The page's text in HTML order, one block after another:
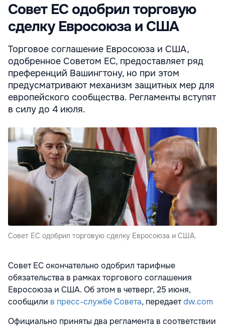
Совет ЕС одобрил торговую
сделку Евросоюза и США
Торговое соглашение Евросоюза и США,
одобренное Советом ЕС, предоставляет ряд
преференций Вашингтону, но при этом
предусматривают механизм защитных мер для
европейского сообщества. Регламенты вступят
в силу до 4 июля.
Совет ЕС одобрил торговую сделку Евросоюза и США.
Совет ЕС окончательно одобрил тарифные
обязательства в рамках торгового соглашения
Евросоюза и США. Об этом в четверг, 25 июня,
сообщили в пресс-службе Совета, передаетdw.com
Официально приняты два регламента в соответствии